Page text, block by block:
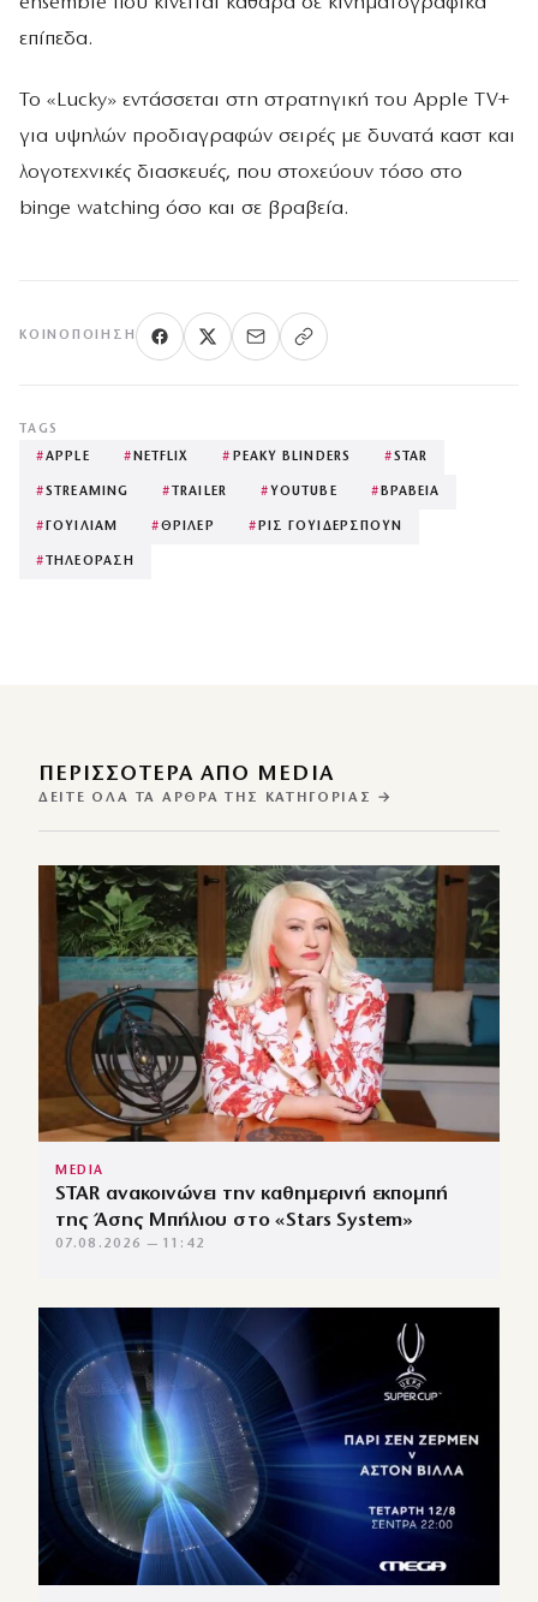
επίπεδα.
Το «Lucky» εντάσσεται στη στρατηγική του Apple TV+
για υψηλών προδιαγραφών σειρές με δυνατά καστ και
λογοτεχνικές διασκευές, που στοχεύουν τόσο στο
binge watching όσο και σε βραβεία.
ΚΟΙΝΟΠΟΊΗΣΗ
TAGS
#APPLE # NETFLIX # PEAKY BLINDERS #STAR
#STREAMING # TRAILER # YOUTUBE # ΒΡΑΒΕΙΑ
# ΓΟΥΙΛΙΑΜ #ΘΡΙΛΕΡ # ΡΙΣ ΓΟΥΙΔΕΡΣΠΟΥΝ
# ΤΗΛΕΟΡΑΣΗ
ΠΕΡΙΣΣΌΤΕΡΑ ΑΠΌ MEDIA
ΔΕΊΤΕ ΌΛΑ ΤΑ ΆΡΘΡΑ ΤΗΣ ΚΑΤΗΓΟΡΊΑΣ →
MEDIA
STAR ανακοινώνει την καθημερινή εκπομπή
της Άσης Μπήλιου στο «Stars System»
07.08.2026 — 11:42